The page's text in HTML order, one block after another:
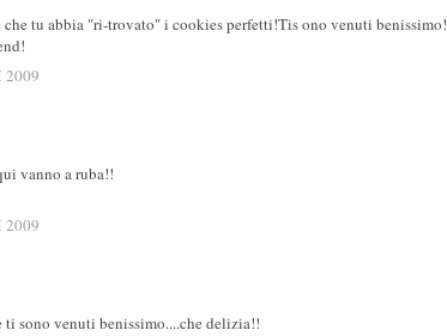
che tu abbia "ri-trovato" i cookies perfetti!Tis ono venuti benissimo!
2009
vanno a ruba!!
2009
sono venuti benissimo....che delizia!!